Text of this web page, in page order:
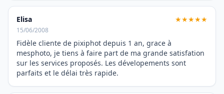
Elisa ★★★★★
15/06/2008
Fidèle cliente de pixiphot depuis 1 an, grace à
mesphoto, je tiens à faire part de ma grande satisfation
sur les services proposés. Les dévelopements sont
parfaits et le délai très rapide.